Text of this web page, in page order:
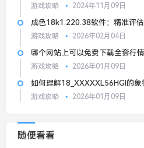
游戏攻略 2024年11月09日
成色18k1.220.38软件：精准评
游戏攻略 2026年02月04日
哪个网站上可以免费下载全套行
游戏攻略 2026年01月09日
如何理解18_XXXXXL56HGl的象
游戏攻略 2026年01月09日
随便看看